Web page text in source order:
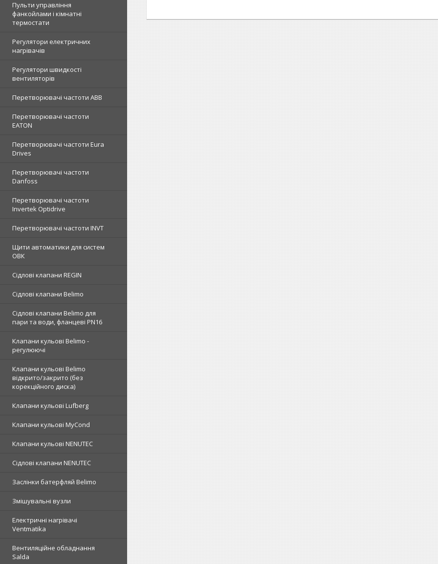
Пульти управління
фанкойлами і кімнатні
термостати
Регулятори електричних
нагрівачів
Регулятори швидкості
вентиляторів
Перетворювачі частоти ABB
Перетворювачі частоти
EATON
Перетворювачі частоти Eura
Drives
Перетворювачі частоти
Danfoss
Перетворювачі частоти
Invertek Optidrive
Перетворювачі частоти INVT
Щити автоматики для систем
ОВК
Сідлові клапани REGIN
Сідлові клапани Belimo
Сідлові клапани Belimo для
пари та води, фланцеві PN16
Клапани кульові Belimo -
регулюючі
Клапани кульові Belimo
відкрито/закрито (без
корекційного диска)
Клапани кульові Lufberg
Клапани кульові MyCond
Клапани кульові NENUTEC
Сідлові клапани NENUTEC
Заслінки батерфляй Belimo
Змішувальні вузли
Електричні нагрівачі
Ventmatika
Вентиляційне обладнання
Salda